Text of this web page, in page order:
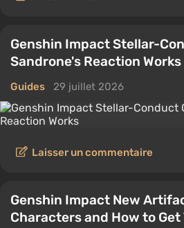
Genshin Impact Stellar-
Sandrone's Reaction Works
Guides 29 juillet 2026
Laisser un commentaire
Genshin Impact New
Characters and How to Get